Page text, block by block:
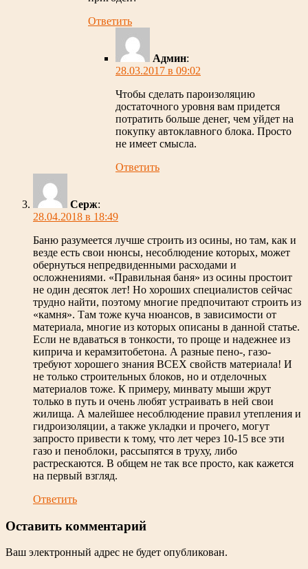
Ответить
Админ:
28.03.2017 в 09:02
Чтобы сделать пароизоляцию
достаточного уровня вам придется
потратить больше денег, чем уйдет на
покупку автоклавного блока. Просто
не имеет смысла.
Ответить
Серж:
28.04.2018 в 18:49
Баню разумеется лучше строить из осины, но там, как и
везде есть свои нюнсы, несоблюдение которых, может
обернуться непредвиденными расходами и
осложнениями. «Правильная баня» из осины простоит
не один десяток лет! Но хороших специалистов сейчас
трудно найти, поэтому многие предпочитают строить из
«камня». Там тоже куча нюансов, в зависимости от
материала, многие из которых описаны в данной статье.
Если не вдаваться в тонкости, то проще и надежнее из
киприча и керамзитобетона. А разные пено-, газо-
требуют хорошего знания ВСЕХ свойств материала! И
не только строительных блоков, но и отделочных
материалов тоже. К примеру, минвату мыши жрут
только в путь и очень любят устраивать в ней свои
жилища. А малейшее несоблюдение правил утепления и
гидроизоляции, а также укладки и прочего, могут
запросто привести к тому, что лет через 10-15 все эти
газо и пеноблоки, рассыпятся в труху, либо
растрескаются. В общем не так все просто, как кажется
на первый взгляд.
Ответить
Оставить комментарий
Ваш электронный адрес не будет опубликован.